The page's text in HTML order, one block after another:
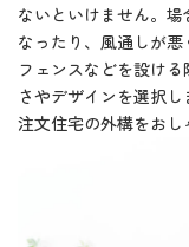
ないといけません。
なったり、風通しが悪
フェンスなどを設け
さやデザインを選択し
注文住宅の外構をお